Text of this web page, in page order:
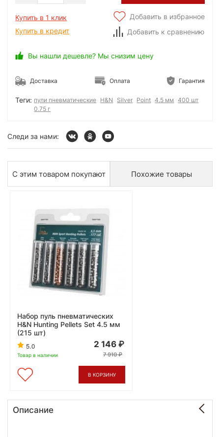
Купить в 1 клик
Купить в кредит
Добавить в избранное
Добавить к сравнению
Вы нашли дешевле? Мы снизим цену
Доставка Оплата Гарантия
Теги: пули пневматические H&N Silver Point 4.5 мм
400 шт
0.75 г
Следи за нами:
С этим товаром покупают Похожие товары
Набор пуль пневматических
H&N Hunting Pellets Set 4.5 мм
(215 шт)
5.0
Товар в наличии
2 146
7 910
В КОРЗИНУ
Описание